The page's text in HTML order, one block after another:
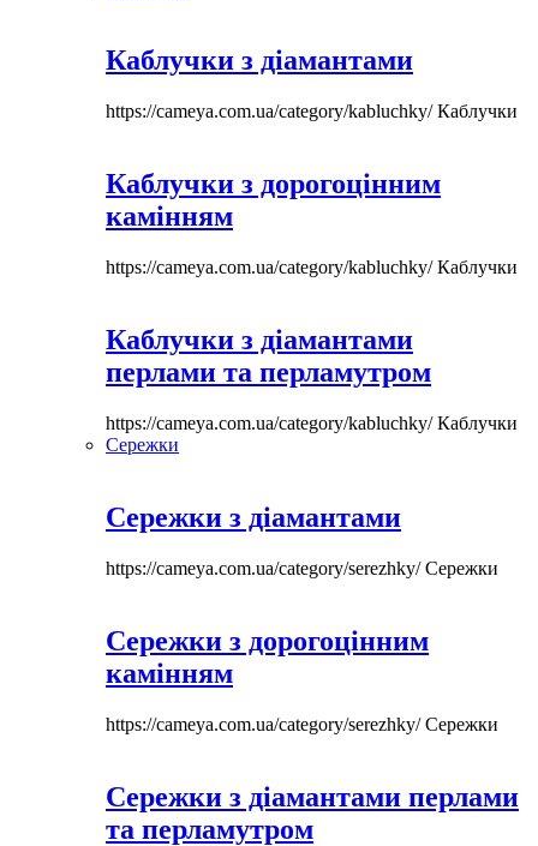
Каблучки з діамантами
https://cameya.com.ua/category/kabluchky/Каблучки
Каблучки з дорогоцінним
камінням
https://cameya.com.ua/category/kabluchky/Каблучки
Каблучки з діамантами
перлами та перламутром
https://cameya.com.ua/category/kabluchky/Каблучки
Сережки
Сережки з діамантами
https://cameya.com.ua/category/serezhky/Сережки
Сережки з дорогоцінним
камінням
https://cameya.com.ua/category/serezhky/Сережки
Сережки з діамантами перлами
та перламутром